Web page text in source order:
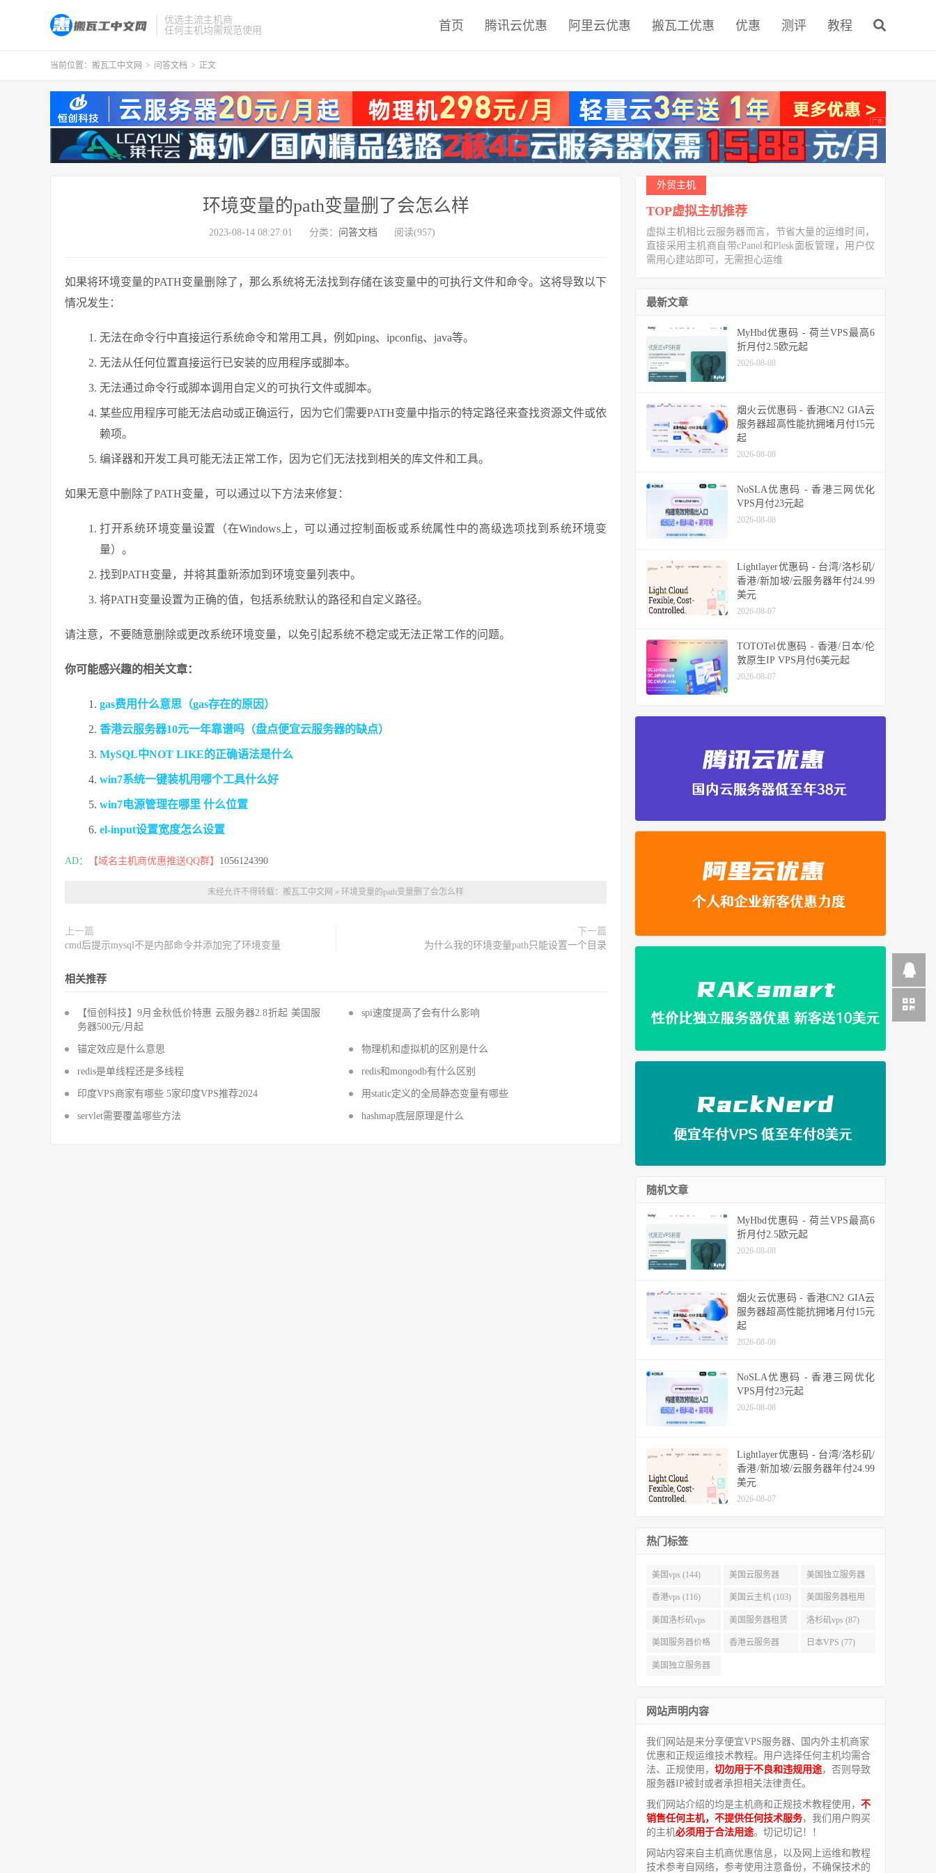
优选主流主机商
任何主机均需规范使用
首页 腾讯云优惠 阿里云优惠 搬瓦工优惠 优惠 测评 教程
当前位置： 搬瓦工中文网 > 问答文档 > 正文
环境变量的path变量删了会怎么样
2023-08-14 08:27:01 分类： 问答文档 阅读(957)
如果将环境变量的PATH变量删除了，那么系统将无法找到存储在该变量中的可执行文件和命令。这将导致以下
情况发生：
无法在命令行中直接运行系统命令和常用工具，例如ping、ipconfig、java等。
无法从任何位置直接运行已安装的应用程序或脚本。
无法通过命令行或脚本调用自定义的可执行文件或脚本。
某些应用程序可能无法启动或正确运行，因为它们需要PATH变量中指示的特定路径来查找资源文件或依
赖项。
编译器和开发工具可能无法正常工作，因为它们无法找到相关的库文件和工具。
如果无意中删除了PATH变量，可以通过以下方法来修复：
打开系统环境变量设置（在Windows上，可以通过控制面板或系统属性中的高级选项找到系统环境变
量）。
找到PATH变量，并将其重新添加到环境变量列表中。
将PATH变量设置为正确的值，包括系统默认的路径和自定义路径。
请注意，不要随意删除或更改系统环境变量，以免引起系统不稳定或无法正常工作的问题。
你可能感兴趣的相关文章：
gas费用什么意思（gas存在的原因）
香港云服务器10元一年靠谱吗（盘点便宜云服务器的缺点）
MySQL中NOT LIKE的正确语法是什么
win7系统一键装机用哪个工具什么好
win7电源管理在哪里 什么位置
el-input设置宽度怎么设置
AD： 【域名主机商优惠推送QQ群】 1056124390
未经允许不得转载： 搬瓦工中文网 » 环境变量的path变量删了会怎么样
上一篇
cmd后提示mysql不是内部命令并添加完了环境变量
下一篇
为什么我的环境变量path只能设置一个目录
相关推荐
【恒创科技】9月金秋低价特惠 云服务器2.8折起 美国服
务器500元/月起
spi速度提高了会有什么影响
锚定效应是什么意思 物理机和虚拟机的区别是什么
redis是单线程还是多线程 redis和mongodb有什么区别
印度VPS商家有哪些 5家印度VPS推荐2024 用static定义的全局静态变量有哪些
servlet需要覆盖哪些方法 hashmap底层原理是什么
外贸主机
TOP虚拟主机推荐
虚拟主机相比云服务器而言，节省大量的运维时间，
直接采用主机商自带cPanel和Plesk面板管理，用户仅
需用心建站即可，无需担心运维
最新文章
MyHbd优惠码 - 荷兰VPS最高6
折月付2.5欧元起
2026-08-08
烟火云优惠码 - 香港CN2 GIA云
服务器超高性能抗拥堵月付15元
起
2026-08-08
NoSLA优惠码 - 香港三网优化
VPS月付23元起
2026-08-08
Lightlayer优惠码 - 台湾/洛杉矶/
香港/新加坡/云服务器年付24.99
美元
2026-08-07
TOTOTel优惠码 - 香港/日本/伦
敦原生IP VPS月付6美元起
2026-08-07
随机文章
MyHbd优惠码 - 荷兰VPS最高6
折月付2.5欧元起
2026-08-08
烟火云优惠码 - 香港CN2 GIA云
服务器超高性能抗拥堵月付15元
起
2026-08-08
NoSLA优惠码 - 香港三网优化
VPS月付23元起
2026-08-08
Lightlayer优惠码 - 台湾/洛杉矶/
香港/新加坡/云服务器年付24.99
美元
2026-08-07
热门标签
美国vps (144) 美国云服务器
(143)
美国独立服务器
(118)
香港vps (116) 美国云主机 (103) 美国服务器租用
(99)
美国洛杉矶vps
(94)
美国服务器租赁
(91)
洛杉矶vps (87)
美国服务器价格
(82)
香港云服务器 日本VPS (77)
美国独立服务器
网站声明内容
我们网站是来分享便宜VPS服务器、国内外主机商家
优惠和正规运维技术教程。用户选择任何主机均需合
法、正规使用， 切勿用于不良和违规用途，否则导致
服务器IP被封或者承担相关法律责任。
我们网站介绍的均是主机商和正规技术教程使用， 不
销售任何主机，不提供任何技术服务，我们用户购买
的主机必须用于合法用途。切记切记！！
网站内容来自主机商优惠信息，以及网上运维和教程
技术参考自网络，参考使用注意备份，不确保技术的